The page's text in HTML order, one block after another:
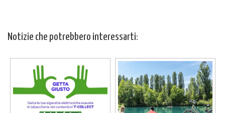
Notizie che potrebbero interessarti: